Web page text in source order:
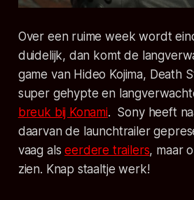
Over een ruime week wordt
duidelijk, dan komt de
game van Hideo Kojima, Death
super gehypte en
breuk bij Konami. Sony heeft
daarvan de launchtrailer
vaag alseerdere trailers, maar
zien. Knap staaltje werk!